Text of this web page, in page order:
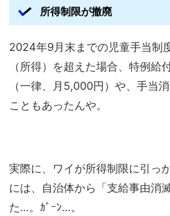
所得制限が撤廃
2024年9月末までの児童手当制
（所得）を超えた場合、特例給
（一律、月5,000円）や、手当
こともあったんや。
実際に、ワイが所得制限に引っ
には、自治体から「支給事由消
た…。ｶﾞｰﾝ…。